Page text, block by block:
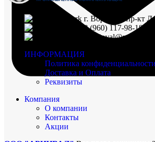
г. Воронеж, пр-кт
8 (960) 117-98-18
arinval@mail.ru
ИНФОРМАЦИЯ
Политика конфиденциальности
Доставка и Оплата
Реквизиты
Компания
О компании
Контакты
Акции